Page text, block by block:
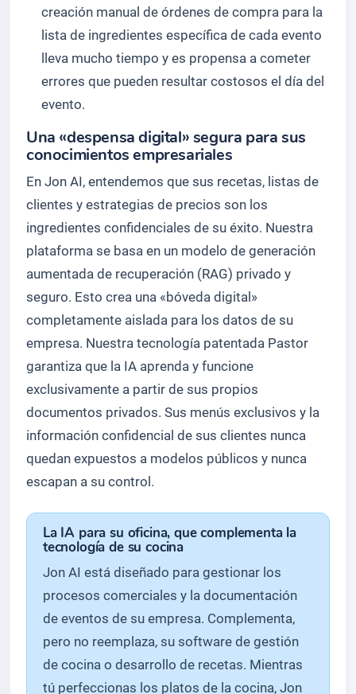
creación manual de órdenes de compra para la
lista de ingredientes específica de cada evento
lleva mucho tiempo y es propensa a cometer
errores que pueden resultar costosos el día del
evento.
Una «despensa digital» segura para sus
conocimientos empresariales
En Jon AI, entendemos que sus recetas, listas de
clientes y estrategias de precios son los
ingredientes confidenciales de su éxito. Nuestra
plataforma se basa en un modelo de generación
aumentada de recuperación (RAG) privado y
seguro. Esto crea una «bóveda digital»
completamente aislada para los datos de su
empresa. Nuestra tecnología patentada Pastor
garantiza que la IA aprenda y funcione
exclusivamente a partir de sus propios
documentos privados. Sus menús exclusivos y la
información confidencial de sus clientes nunca
quedan expuestos a modelos públicos y nunca
escapan a su control.
La IA para su oficina, que complementa la
tecnología de su cocina
Jon AI está diseñado para gestionar los
procesos comerciales y la documentación
de eventos de su empresa. Complementa,
pero no reemplaza, su software de gestión
de cocina o desarrollo de recetas. Mientras
tú perfeccionas los platos de la cocina, Jon